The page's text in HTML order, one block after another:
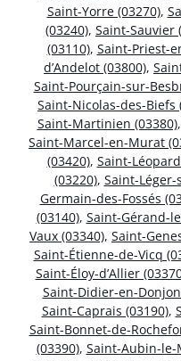
Saint-Yorre (03270),
(03240), Saint-Sauvier
(03110), Saint-Priest-
d’Andelot (03800),
Saint-Pourçain-sur-
Saint-Nicolas-des-Biefs
Saint-Martinien (03380),
Saint-Marcel-en-Murat
(03420), Saint-
(03220), Saint-Léger-
Germain-des-Fossés
(03140), Saint-Gérand-
Vaux (03340), Saint-
Saint-Étienne-de-Vicq
Saint-Éloy-d’Allier
Saint-Didier-en-
Saint-Caprais (03190),
Saint-Bonnet-de-
(03390), Saint-Aubin-le-